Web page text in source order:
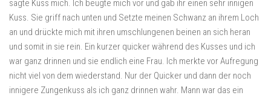
sagte Küss mich. Ich beugte mich vor und gab ihr einen sehr innigen
Kuss. Sie griff nach unten und Setzte meinen Schwanz an ihrem Loch
an und drückte mich mit ihren umschlungenen beinen an sich heran
und somit in sie rein. Ein kurzer quicker während des Kusses und ich
war ganz drinnen und sie endlich eine Frau. Ich merkte vor Aufregung
nicht viel von dem wiederstand. Nur der Quicker und dann der noch
innigere Zungenkuss als ich ganz drinnen wahr. Mann war das ein